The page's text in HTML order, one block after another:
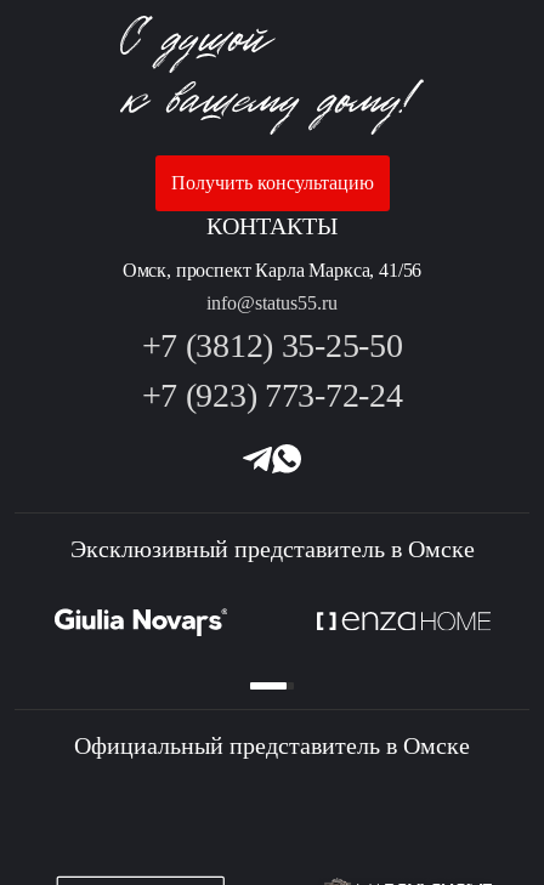
Получить консультацию
КОНТАКТЫ
Омск, проспект Карла Маркса, 41/56
info@status55.ru
+7 (3812) 35-25-50
+7 (923) 773-72-24
Эксклюзивный представитель в Омске
Официальный представитель в Омске